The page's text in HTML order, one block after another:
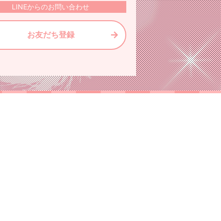
LINEからのお問い合わせ
お友だち登録